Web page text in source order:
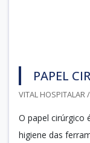
PAPEL
VITAL HOSPITALAR
O papel cirúrgico
higiene das